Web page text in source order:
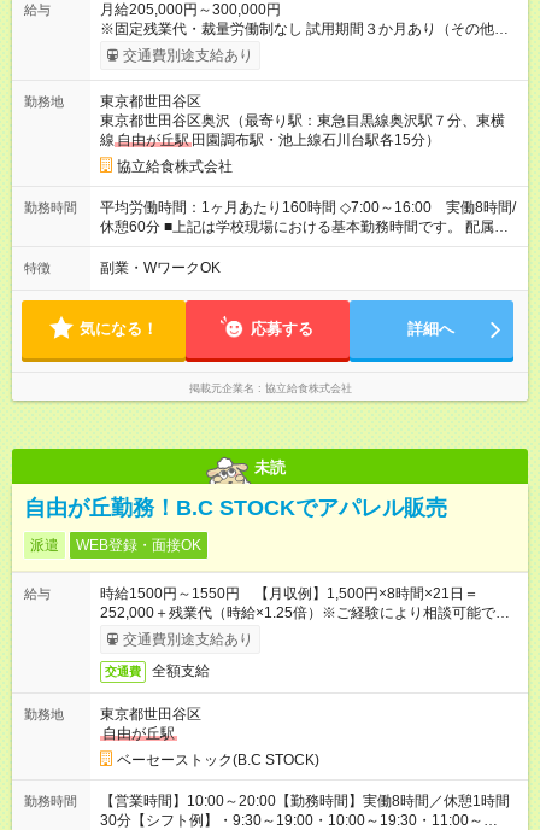
給与
月給205,000円～300,000円
※固定残業代・裁量労働制なし 試用期間３か月あり（その他雇
用条件に変更無し） 賞与あり（年２回） 交通費支給（社内規定
による） 【試用期間】試用期間あり 試用期間の長さ：3ヶ月 雇
交通費別途支給あり
勤務地
東京都世田谷区
東京都世田谷区奥沢（最寄り駅：東急目黒線奥沢駅７分、東横
線 自由が丘駅 田園調布駅・池上線石川台駅各15分）
協立給食株式会社
勤務時間
平均労働時間：1ヶ月あたり160時間 ◇7:00～16:00 実働8時間/
休憩60分 ■上記は学校現場における基本勤務時間です。 配属先
により始業時間・終業時間が多少前後します。 ■学校現場配属の
社員を対象に、1年単位の変形労働時間制を導入しております。
れます。 平均労働時間：1ヶ月あたり160時間 ◇7:00～16:00
実働8時間/休憩60分 ■上記は学校現場における基本勤務時間で
す。 配属先により始業時間・終業時間が多少前後します。 ■学
校現場配属の社員を対象に、1年単位の変形労働時間制を導入し
ております。 ■労働時間8時間未満となる勤務日でも、「1日勤
務」として扱われます。
特徴 副業・WワークOK
気になる！ 応募する 詳細へ
掲載元企業名 協立給食株式会社
未読
自由が丘勤務！B.C STOCKでアパレル販売
派遣 WEB登録・面接OK
給与
時給1500円～1550円 【月収例】1,500円×8時間×21日＝
252,000＋残業代（時給×1.25倍）※ご経験により相談可能で御
座います。ご希望御座いましたらお知らせ下さい！
交通費別途支給あり
交通費 全額支給
勤務地
東京都世田谷区
自由が丘駅
ベーセーストック(B.C STOCK)
勤務時間
【営業時間】10:00～20:00【勤務時間】実働8時間／休憩1時間
30分【シフト例】・9:30～19:00・10:00～19:30・11:00～